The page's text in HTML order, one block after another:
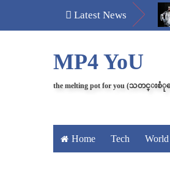
Latest News
မန်ကျည်းချဉ် သိပ်နည်း လူတို
MP4 YoU
the melting pot for you (သတင္း
Home Tech